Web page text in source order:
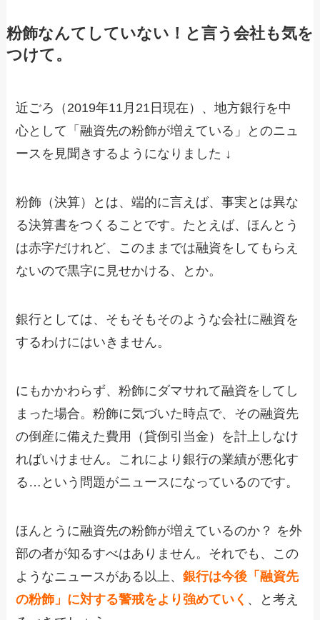
粉飾なんてしていない！と言う会社も気を
つけて。
近ごろ（2019年11月21日現在）、地方銀行を中
心として「融資先の粉飾が増えている」とのニュ
ースを見聞きするようになりました ↓
粉飾（決算）とは、端的に言えば、事実とは異な
る決算書をつくることです。たとえば、ほんとう
は赤字だけれど、このままでは融資をしてもらえ
ないので黒字に見せかける、とか。
銀行としては、そもそもそのような会社に融資を
するわけにはいきません。
にもかかわらず、粉飾にダマサれて融資をしてし
まった場合。粉飾に気づいた時点で、その融資先
の倒産に備えた費用（貸倒引当金）を計上しなけ
ればいけません。これにより銀行の業績が悪化す
る…という問題がニュースになっているのです。
ほんとうに融資先の粉飾が増えているのか？ を外
部の者が知るすべはありません。それでも、この
ようなニュースがある以上、銀行は今後「融資先
の粉飾」に対する警戒をより強めていく 、と考え